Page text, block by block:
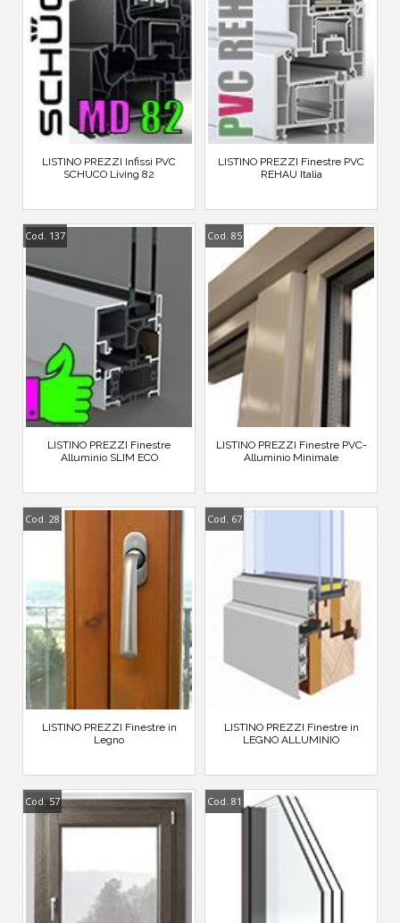
LISTINO PREZZI Infissi PVC
SCHUCO Living 82
LISTINO PREZZI Finestre PVC
REHAU Italia
Cod. 137
LISTINO PREZZI Finestre
Alluminio SLIM ECO
Cod. 85
LISTINO PREZZI Finestre PVC-
Alluminio Minimale
Cod. 28
LISTINO PREZZI Finestre in
Legno
Cod. 67
LISTINO PREZZI Finestre in
LEGNO ALLUMINIO
Cod. 57 Cod. 81